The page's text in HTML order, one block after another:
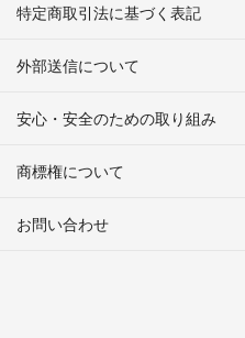
特定商取引法に基づく表記
外部送信について
安心・安全のための取り組み
商標権について
お問い合わせ